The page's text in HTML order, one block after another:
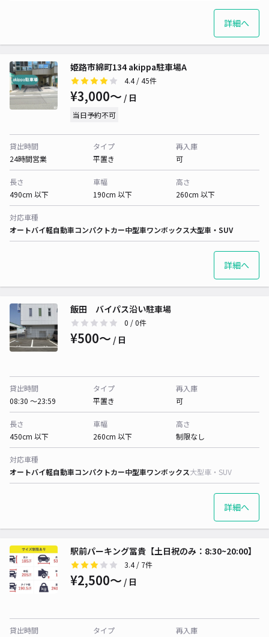
詳細へ
姫路市綿町134 akippa駐車場A
4.4/ 45件
¥3,000〜 / 日
当日予約不可
貸出時間
24時間営業
タイプ
平置き
再入庫
可
長さ
490cm 以下
車幅
190cm 以下
高さ
260cm 以下
対応車種
オートバイ軽自動車コンパクトカー中型車ワンボックス大型車・SUV
詳細へ
飯田 バイパス沿い駐車場
0 / 0件
¥500〜 / 日
貸出時間
08:30 〜23:59
タイプ
平置き
再入庫
可
長さ
450cm 以下
車幅
260cm 以下
高さ
制限なし
対応車種
オートバイ軽自動車コンパクトカー中型車ワンボックス大型車・SUV
詳細へ
駅前パーキング冨貴【土日祝のみ：8:30~20:00】
3.4/ 7件
¥2,500〜 / 日
貸出時間
タイプ
再入庫